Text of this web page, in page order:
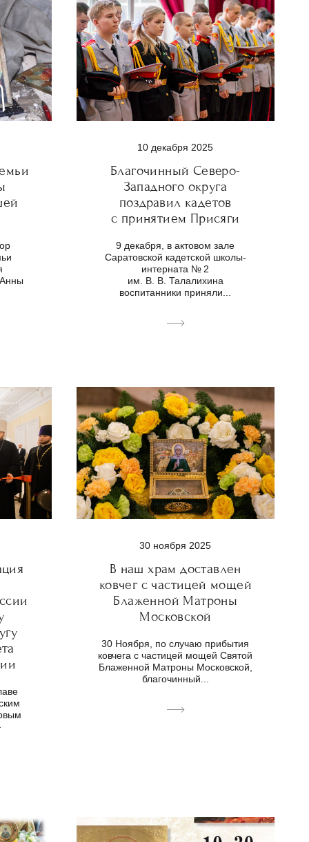
10 декабря 2025
Благочинный Северо-
Западного округа
поздравил кадетов
с принятием Присяги
9 декабря, в актовом зале
Саратовской кадетской школы-
интерната № 2
им. В. В. Талалихина
воспитанники приняли...
30 ноября 2025
В наш храм доставлен
ковчег с частицей мощей
Блаженной Матроны
Московской
30 Ноября, по случаю прибытия
ковчега с частицей мощей Святой
Блаженной Матроны Московской,
благочинный...